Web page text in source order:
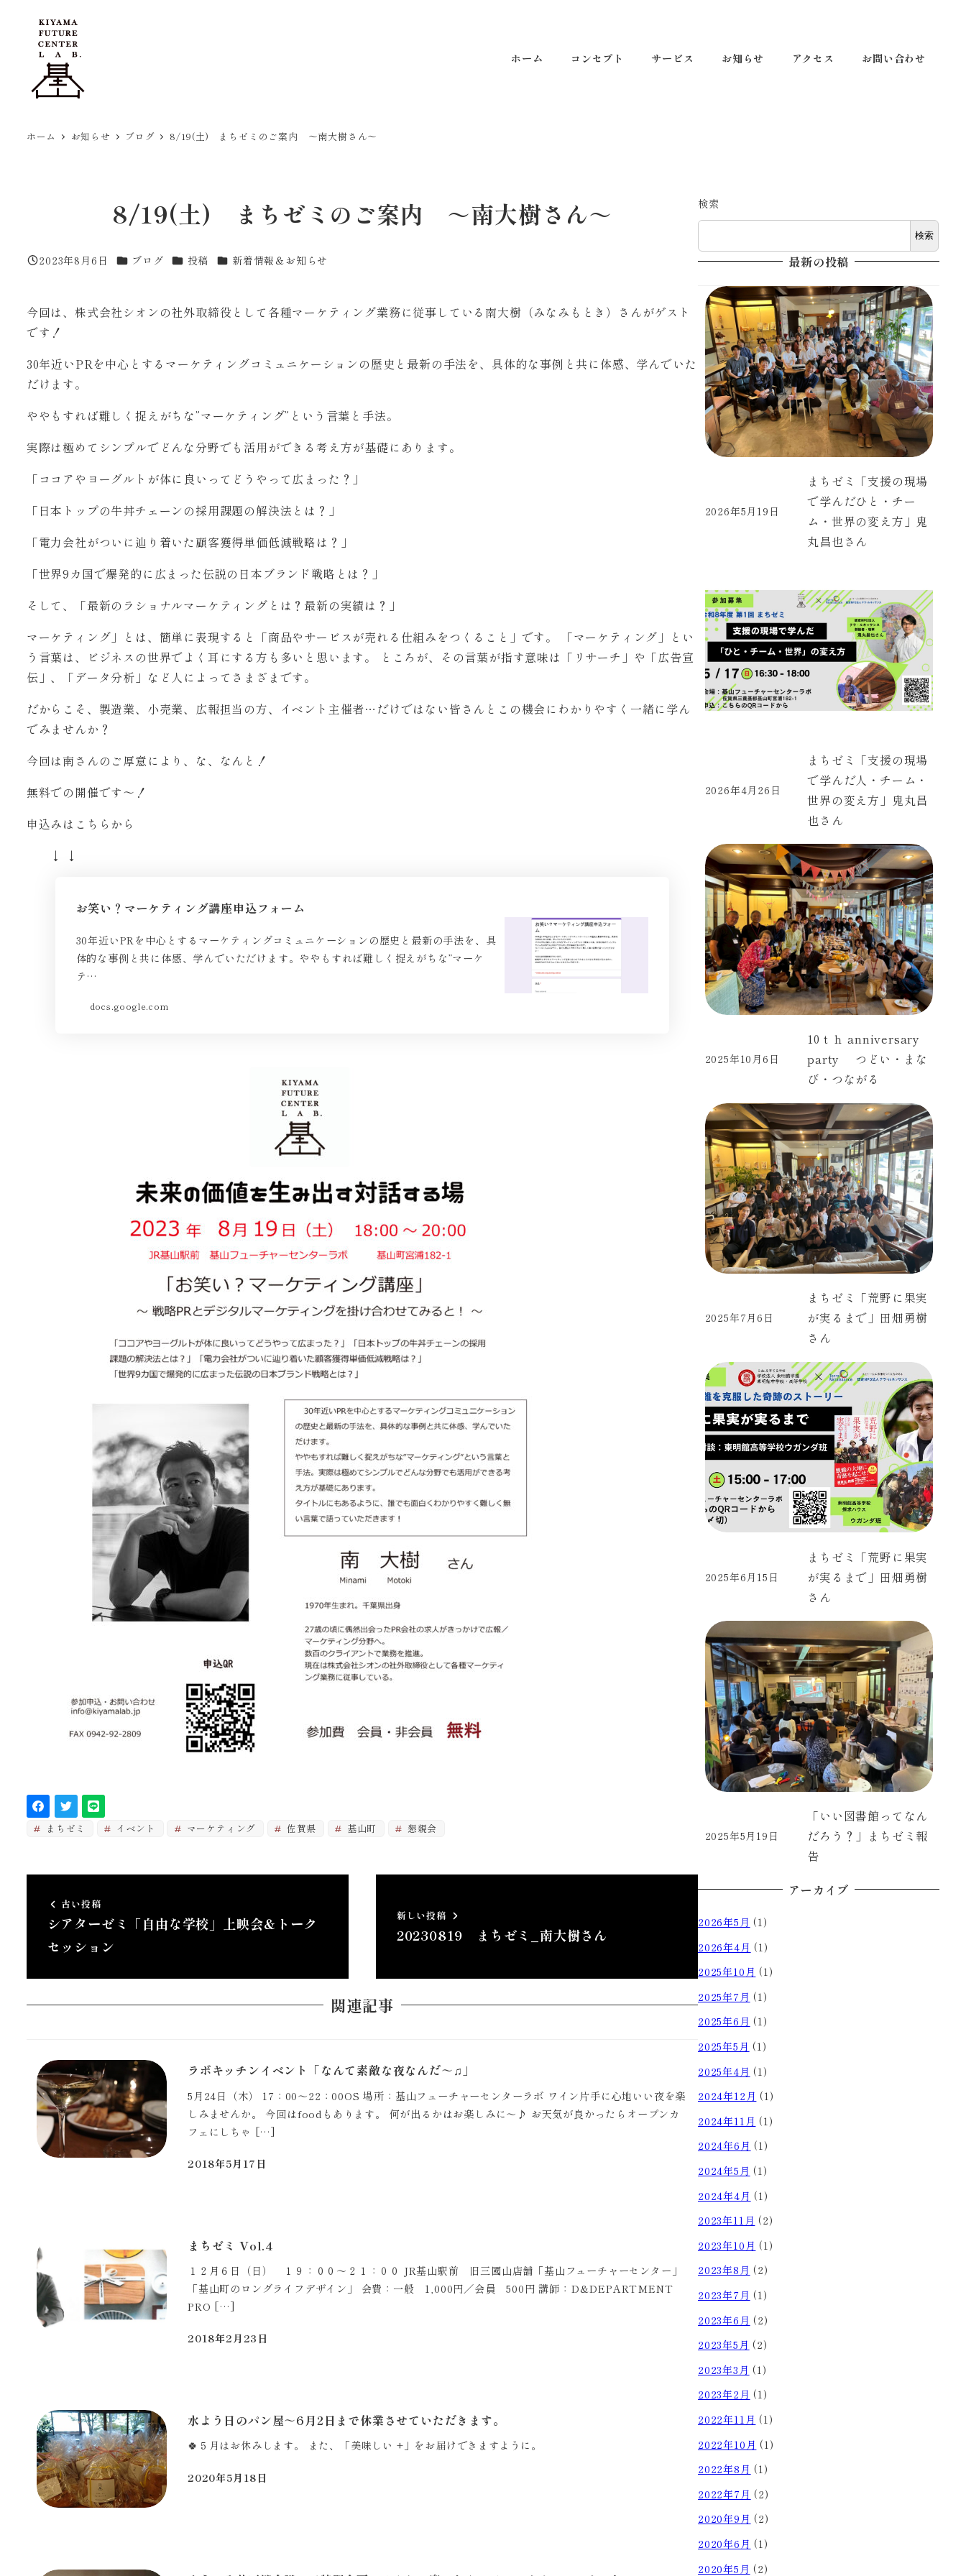
ホーム コンセプト サービス お知らせ アクセス お問い合わせ
ホーム お知らせ ブログ 8/19(土) まちゼミのご案内 ～南大樹さん～
8/19(土) まちゼミのご案内 ～南大樹さん～
投稿日
2023年8月6日 カテゴリー
ブログ カテゴリー
投稿 カテゴリー
新着情報＆お知らせ
今回は、株式会社シオンの社外取締役として各種マーケティング業務に従事している南大樹（みなみもとき）さんがゲスト
です！
30年近いPRを中心とするマーケティングコミュニケーションの歴史と最新の手法を、具体的な事例と共に体感、学んでいた
だけます。
ややもすれば難しく捉えがちな”マーケティング”という言葉と手法。
実際は極めてシンプルでどんな分野でも活用ができる考え方が基礎にあります。
「ココアやヨーグルトが体に良いってどうやって広まった？」
「日本トップの牛丼チェーンの採用課題の解決法とは？」
「電力会社がついに辿り着いた顧客獲得単価低減戦略は？」
「世界9カ国で爆発的に広まった伝説の日本ブランド戦略とは？」
そして、「最新のラショナルマーケティングとは？最新の実績は？」
マーケティング」とは、簡単に表現すると「商品やサービスが売れる仕組みをつくること」です。 「マーケティング」とい
う言葉は、ビジネスの世界でよく耳にする方も多いと思います。 ところが、その言葉が指す意味は「リサーチ」や「広告宣
伝」、「データ分析」など人によってさまざまです。
だからこそ、製造業、小売業、広報担当の方、イベント主催者…だけではない皆さんとこの機会にわかりやすく一緒に学ん
でみませんか？
今回は南さんのご厚意により、な、なんと！
無料での開催です〜！
申込みはこちらから
↓ ↓
お笑い？マーケティング講座申込フォーム
30年近いPRを中心とするマーケティングコミュニケーションの歴史と最新の手法を、具
体的な事例と共に体感、学んでいただけます。ややもすれば難しく捉えがちな”マーケ
テ…
docs.google.com
まちゼミ イベント マーケティング 佐賀県 基山町 懇親会
古い投稿
シアターゼミ「自由な学校」上映会＆トーク
セッション
新しい投稿
20230819 まちゼミ_南大樹さん
関連記事
ラボキッチンイベント「なんて素敵な夜なんだ～♫」
5月24日（木） 17：00～22：00OS 場所：基山フューチャーセンターラボ ワイン片手に心地いい夜を楽
しみませんか。 今回はfoodもあります。 何が出るかはお楽しみに〜♪ お天気が良かったらオープンカ
フェにしちゃ […]
投稿日
2018年5月17日
まちゼミ Vol.4
１２月６日（日） １９：００～２１：００ JR基山駅前 旧三國山店舗「基山フューチャーセンター」
「基山町のロングライフデザイン」 会費：一般 1,000円／会員 500円 講師：D&DEPARTMENT
PRO […]
投稿日
2018年2月23日
水よう日のパン屋～6月2日まで休業させていただきます。
🍀５月はお休みします。 また、「美味しい +」をお届けできますように。
投稿日
2020年5月18日
検索
検索
最新の投稿
まちゼミ「支援の現場
で学んだひと・チー
ム・世界の変え方」鬼
丸昌也さん
投稿日
2026年5月19日
まちゼミ「支援の現場
で学んだ人・チーム・
世界の変え方」鬼丸昌
也さん
投稿日
2026年4月26日
10ｔｈ anniversary
party つどい・まな
び・つながる
投稿日
2025年10月6日
まちゼミ「荒野に果実
が実るまで」田畑勇樹
さん
投稿日
2025年7月6日
まちゼミ「荒野に果実
が実るまで」田畑勇樹
さん
投稿日
2025年6月15日
「いい図書館ってなん
だろう？」まちゼミ報
告
投稿日
2025年5月19日
アーカイブ
2026年5月 (1)
2026年4月 (1)
2025年10月 (1)
2025年7月 (1)
2025年6月 (1)
2025年5月 (1)
2025年4月 (1)
2024年12月 (1)
2024年11月 (1)
2024年6月 (1)
2024年5月 (1)
2024年4月 (1)
2023年11月 (2)
2023年10月 (1)
2023年8月 (2)
2023年7月 (1)
2023年6月 (2)
2023年5月 (2)
2023年3月 (1)
2023年2月 (1)
2022年11月 (1)
2022年10月 (1)
2022年8月 (1)
2022年7月 (2)
2020年9月 (2)
2020年6月 (1)
2020年5月 (2)